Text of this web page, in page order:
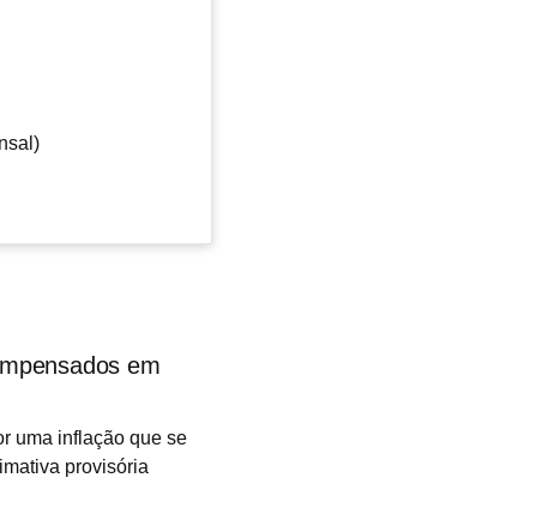
em
uma inflação que se
provisória
feira, dia 12 de